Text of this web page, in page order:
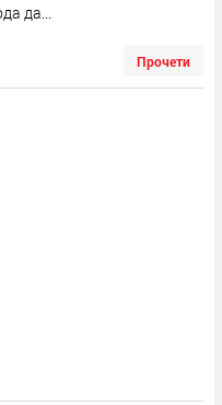
да...
Прочети